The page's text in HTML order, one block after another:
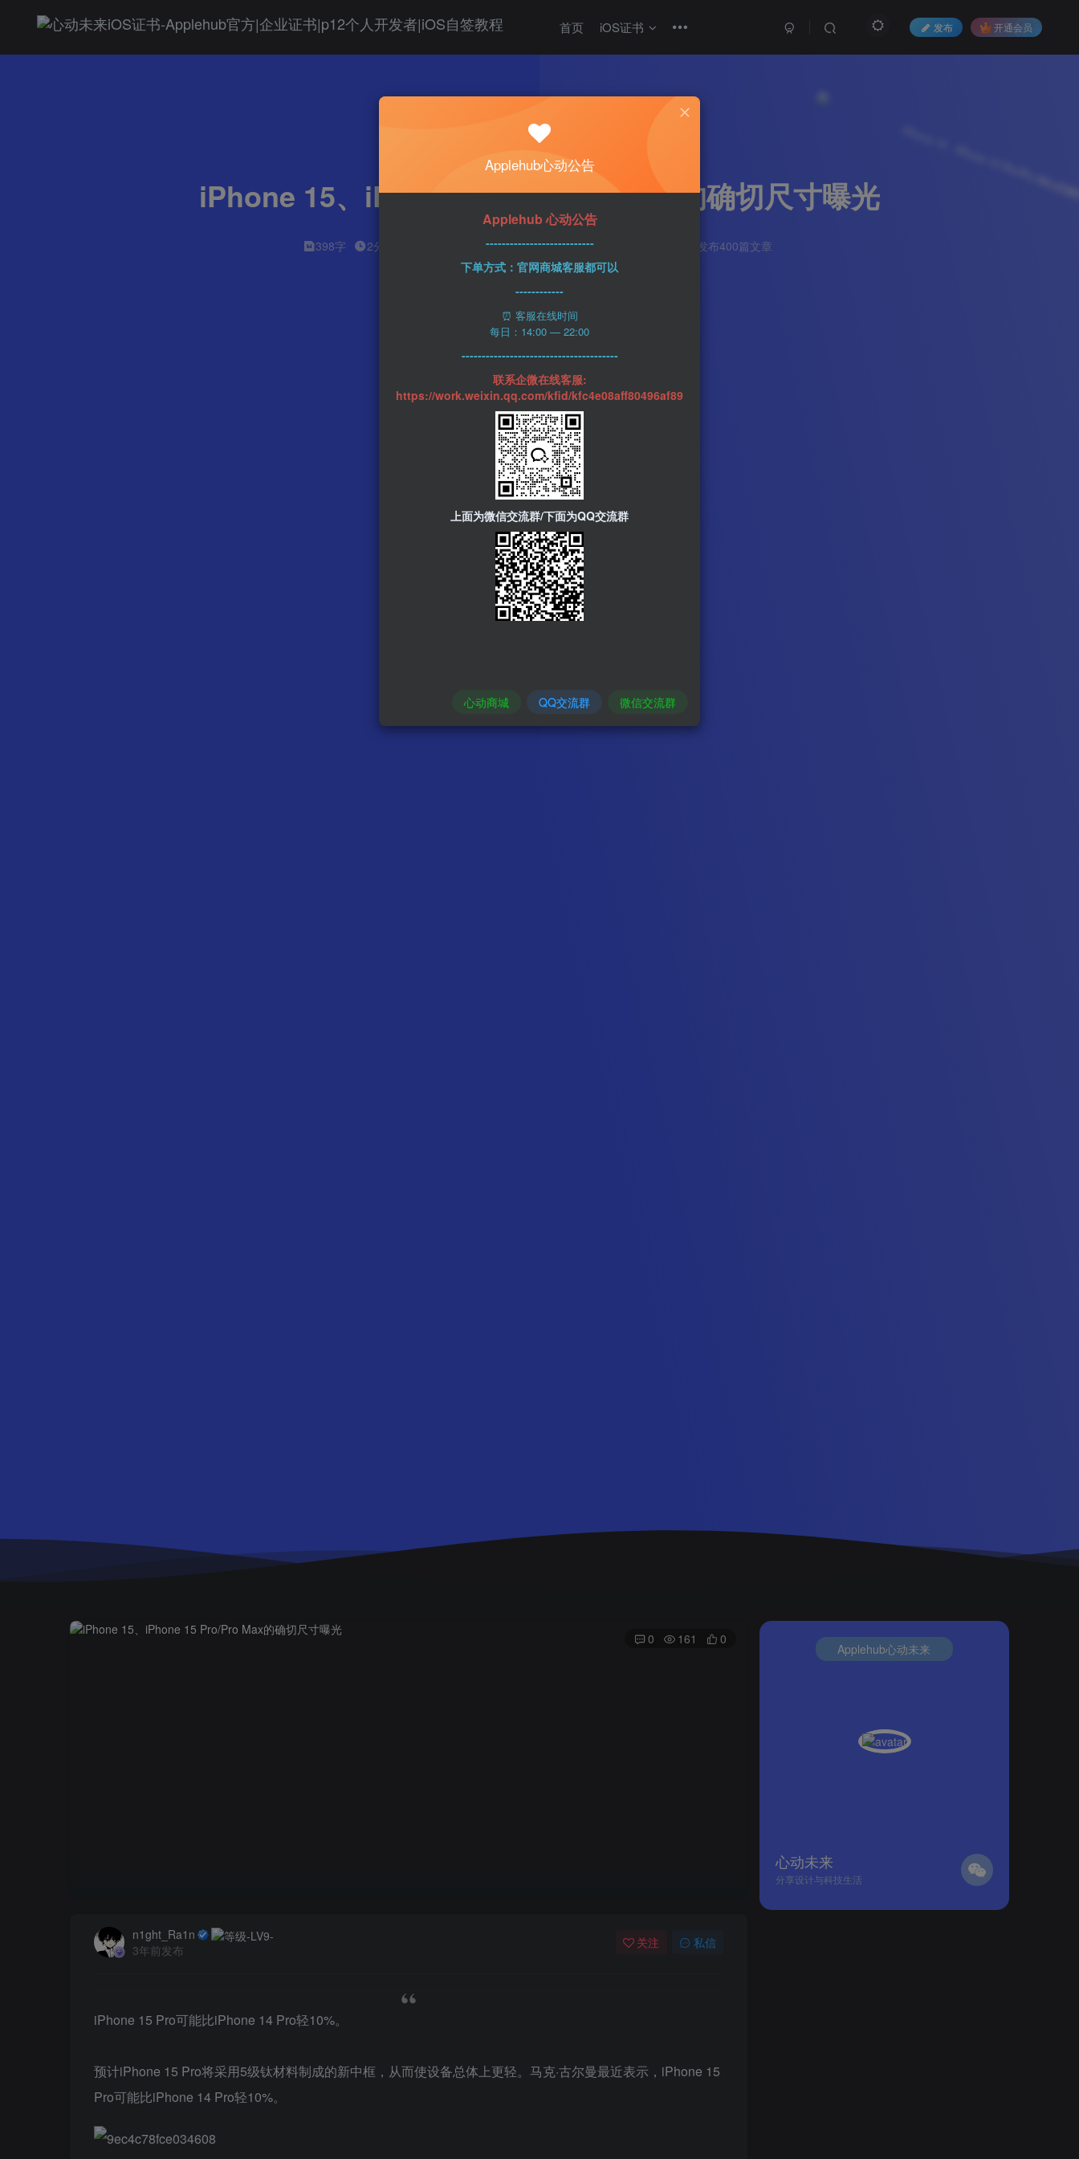
iPhone 15、iPhone 15 Pro/Pro Max的确切尺寸曝光
398字 2分钟 n1ght_Ra1n 161 该作者已发布400篇文章
首页 iOS证书 发布 开通会员
0 161 0
n1ght_Ra1n
3年前发布
关注 私信
iPhone 15 Pro可能比iPhone 14 Pro轻10%。
预计iPhone 15 Pro将采用5级钛材料制成的新中框，从而使设备总体上更轻。马克·古尔曼最近表示，iPhone 15
Pro可能比iPhone 14 Pro轻10%。
Applehub心动未来
心动未来
分享设计与科技生活
Applehub心动公告
Applehub 心动公告
---------------------------
下单方式：官网商城客服都可以
------------
⏰ 客服在线时间
每日：14:00 — 22:00
---------------------------------------
联系企微在线客服:
https://work.weixin.qq.com/kfid/kfc4e08aff80496af89
上面为微信交流群/下面为QQ交流群
心动商城 QQ交流群 微信交流群